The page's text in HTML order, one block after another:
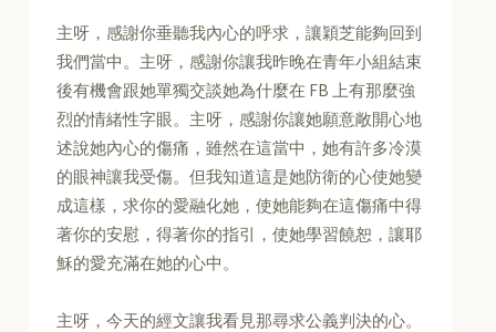
主呀，感謝你垂聽我內心的呼求，讓穎芝能夠回到
我們當中。主呀，感謝你讓我昨晚在青年小組結束
後有機會跟她單獨交談她為什麼在 FB 上有那麼強
烈的情緒性字眼。主呀，感謝你讓她願意敞開心地
述說她內心的傷痛，雖然在這當中，她有許多冷漠
的眼神讓我受傷。但我知道這是她防衛的心使她變
成這樣，求你的愛融化她，使她能夠在這傷痛中得
著你的安慰，得著你的指引，使她學習饒恕，讓耶
穌的愛充滿在她的心中。
主呀，今天的經文讓我看見那尋求公義判決的心。